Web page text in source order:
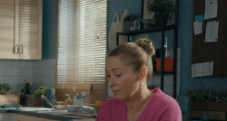
Barwy szczęścia